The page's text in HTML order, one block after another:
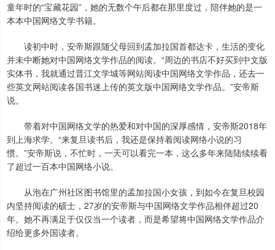
童年时的“宝藏花园”，她的无数个午后都在那里度过，陪伴她的是一
本本中国网络文学书籍。
读初中时，安帝斯跟随父母回到孟加拉国首都达卡，生活的变化
并未中断她对中国网络文学作品的阅读。“周边的书店不好买到中文版
实体书，我就通过晋江文学城等网站阅读中国网络文学作品，还去一
些英文网站阅读各国书迷上传的英文版中国网络文学作品。”安帝斯
说。
带着对中国网络文学的热爱和对中国的深厚感情，安帝斯2018年
到上海求学。“来复旦读书后，我还是保持着阅读网络小说的习
惯。”安帝斯说，不忙时，一天可以看完一本，这么多年来陆陆续续看
了超过一百本中国网络小说。
从泡在广州社区图书馆里的孟加拉国小女孩，到如今在复旦校园
内坚持阅读的硕士，27岁的安帝斯与中国网络文学作品相伴超过20
年。她不再满足于仅仅当一个读者，而是希望将中国网络文学作品介
绍给更多外国读者。